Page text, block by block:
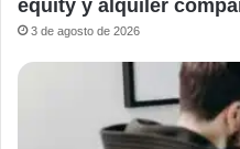
equity y alquiler
3 de agosto de 2026